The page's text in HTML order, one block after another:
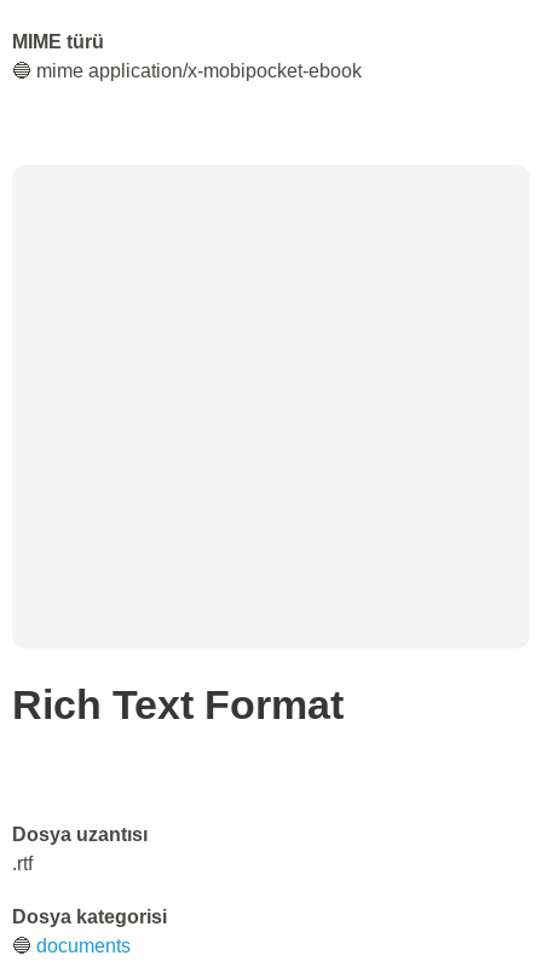
MIME türü
🔵 mime application/x-mobipocket-ebook
Rich Text Format
Dosya uzantısı
.rtf
Dosya kategorisi
🔵 documents